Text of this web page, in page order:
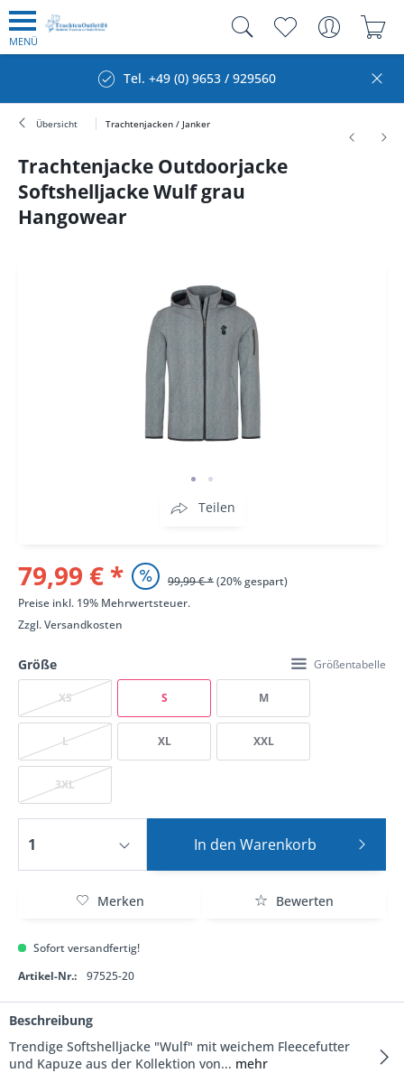
MENÜ
Tel. +49 (0) 9653 / 929560
Übersicht Trachtenjacken / Janker
Trachtenjacke Outdoorjacke
Softshelljacke Wulf grau
Hangowear
Teilen
79,99 € * 99,99 € *(20% gespart)
Preise inkl. 19% Mehrwertsteuer.
Zzgl.Versandkosten
Größe Größentabelle
XS S M
L XL XXL
3XL
In den Warenkorb
Merken Bewerten
Sofort versandfertig!
Artikel-Nr.:
97525-20
Beschreibung
Trendige Softshelljacke "Wulf" mit weichem Fleecefutter
und Kapuze aus der Kollektion von... mehr